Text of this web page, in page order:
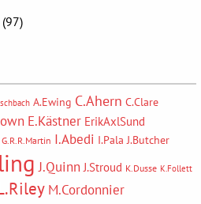
(97)
A.Ewing C.Ahern C.Clare
E.Kästner ErikAxlSund
G.R.R.Martin I.Abedi I.Pala J.Butcher
J.Quinn J.Stroud K.Dusse K.Follett
M.Cordonnier